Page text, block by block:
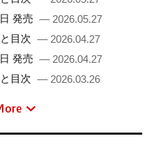
発売 — 2026.05.27
目次 — 2026.04.27
発売 — 2026.04.27
目次 — 2026.03.26